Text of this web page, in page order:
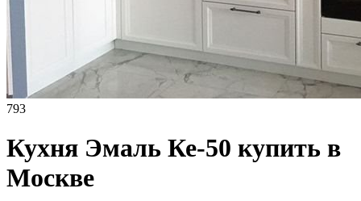
793
Кухня Эмаль Ке-50 купить в
Москве